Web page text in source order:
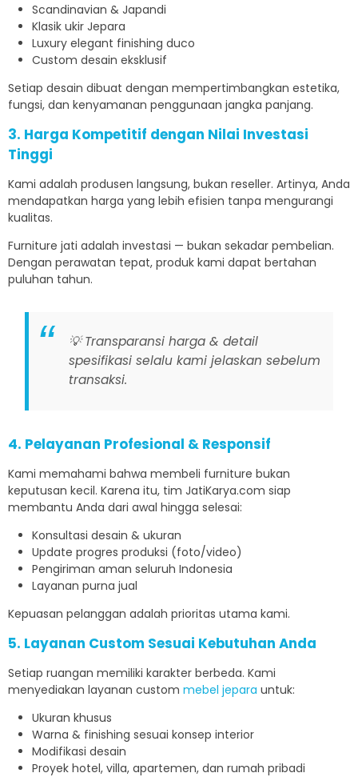
Scandinavian & Japandi
Klasik ukir Jepara
Luxury elegant finishing duco
Custom desain eksklusif
Setiap desain dibuat dengan mempertimbangkan estetika,
fungsi, dan kenyamanan penggunaan jangka panjang.
3. Harga Kompetitif dengan Nilai Investasi
Tinggi
Kami adalah produsen langsung, bukan reseller. Artinya, Anda
mendapatkan harga yang lebih efisien tanpa mengurangi
kualitas.
Furniture jati adalah investasi — bukan sekadar pembelian.
Dengan perawatan tepat, produk kami dapat bertahan
puluhan tahun.
💡 Transparansi harga & detail
spesifikasi selalu kami jelaskan sebelum
transaksi.
4. Pelayanan Profesional & Responsif
Kami memahami bahwa membeli furniture bukan
keputusan kecil. Karena itu, tim JatiKarya.com siap
membantu Anda dari awal hingga selesai:
Konsultasi desain & ukuran
Update progres produksi (foto/video)
Pengiriman aman seluruh Indonesia
Layanan purna jual
Kepuasan pelanggan adalah prioritas utama kami.
5. Layanan Custom Sesuai Kebutuhan Anda
Setiap ruangan memiliki karakter berbeda. Kami
menyediakan layanan custom mebel jepara untuk:
Ukuran khusus
Warna & finishing sesuai konsep interior
Modifikasi desain
Proyek hotel, villa, apartemen, dan rumah pribadi